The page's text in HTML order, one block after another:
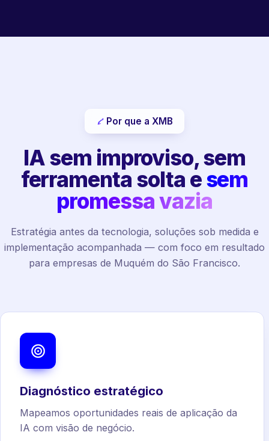
Por que a XMB
IA sem improviso, sem
ferramenta solta esem
promessa vazia
Estratégia antes da tecnologia, soluções sob medida e
implementação acompanhada — com foco em resultado
para empresas de Muquém do São Francisco.
Diagnóstico estratégico
Mapeamos oportunidades reais de aplicação da
IA com visão de negócio.